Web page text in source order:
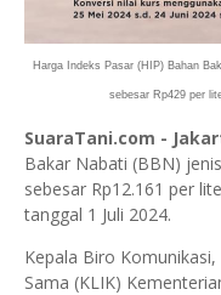
Harga Indeks Pasar (HIP) Bahan
sebesar Rp429 per
SuaraTani.com -
Bakar Nabati (BBN)
sebesar Rp12.161 per
tanggal 1 Juli 2024.
Kepala Biro
Sama (KLIK)